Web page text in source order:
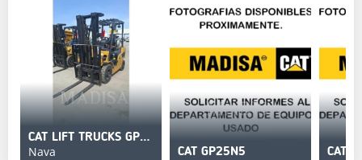
CAT LIFT TRUCKS GP25N5-LE
Nava CAT GP25N5 CAT